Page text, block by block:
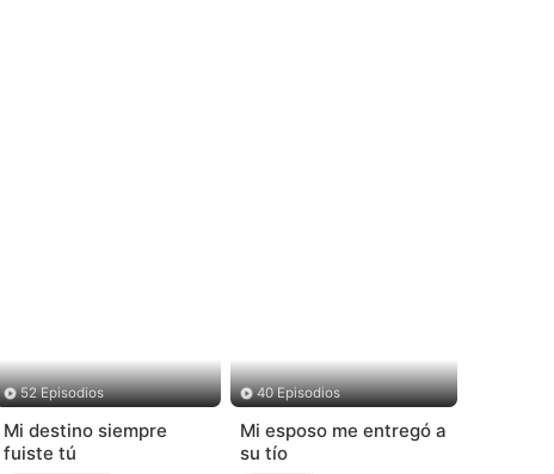
52 Episodios
Mi destino siempre
fuiste tú
40 Episodios
Mi esposo me entregó a
su tío